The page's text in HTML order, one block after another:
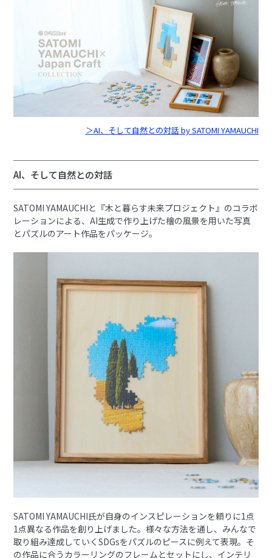
＞AI、そして自然との対話 by SATOMI YAMAUCHI
AI、そして自然との対話
SATOMI YAMAUCHIと『木と暮らす未来プロジェクト』のコラボ
レーションによる、AI生成で作り上げた檜の風景を用いた写真
とパズルのアート作品をパッケージ。
SATOMI YAMAUCHI氏が自身のインスピレーションを頼りに1点
1点異なる作品を創り上げました。様々な方法を通し、みんなで
取り組み達成していくSDGsをパズルのピースに例えて表現。そ
の作品に合うカラーリングのフレームとセットにし、インテリ